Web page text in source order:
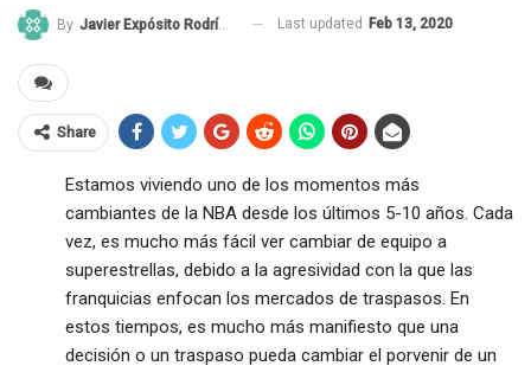
By Javier Expósito Rodríguez Last updated Feb 13, 2020
Share
Estamos viviendo uno de los momentos más
cambiantes de la NBA desde los últimos 5-10 años. Cada
vez, es mucho más fácil ver cambiar de equipo a
superestrellas, debido a la agresividad con la que las
franquicias enfocan los mercados de traspasos. En
estos tiempos, es mucho más manifiesto que una
decisión o un traspaso pueda cambiar el porvenir de un